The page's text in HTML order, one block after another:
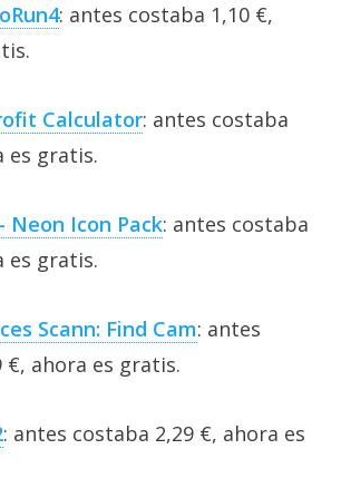
: antes costaba 1,10 €,
Calculator: antes costaba
es gratis.
Neon Icon Pack: antes costaba
es gratis.
Scann: Find Cam: antes
€, ahora es gratis.
: antes costaba 2,29 €, ahora es